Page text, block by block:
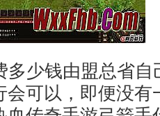
少钱由盟总省自
会可以，即便没有